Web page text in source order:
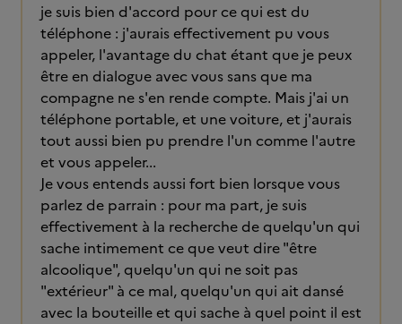
je suis bien d'accord pour ce qui est du
téléphone : j'aurais effectivement pu vous
appeler, l'avantage du chat étant que je peux
être en dialogue avec vous sans que ma
compagne ne s'en rende compte. Mais j'ai un
téléphone portable, et une voiture, et j'aurais
tout aussi bien pu prendre l'un comme l'autre
et vous appeler...
Je vous entends aussi fort bien lorsque vous
parlez de parrain : pour ma part, je suis
effectivement à la recherche de quelqu'un qui
sache intimement ce que veut dire "être
alcoolique", quelqu'un qui ne soit pas
"extérieur" à ce mal, quelqu'un qui ait dansé
avec la bouteille et qui sache à quel point il est